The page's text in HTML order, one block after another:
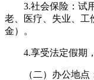
3.社会保险：试用
老、医疗、失业、工
金）。
4.享受法定假期，
（二）办公地点：